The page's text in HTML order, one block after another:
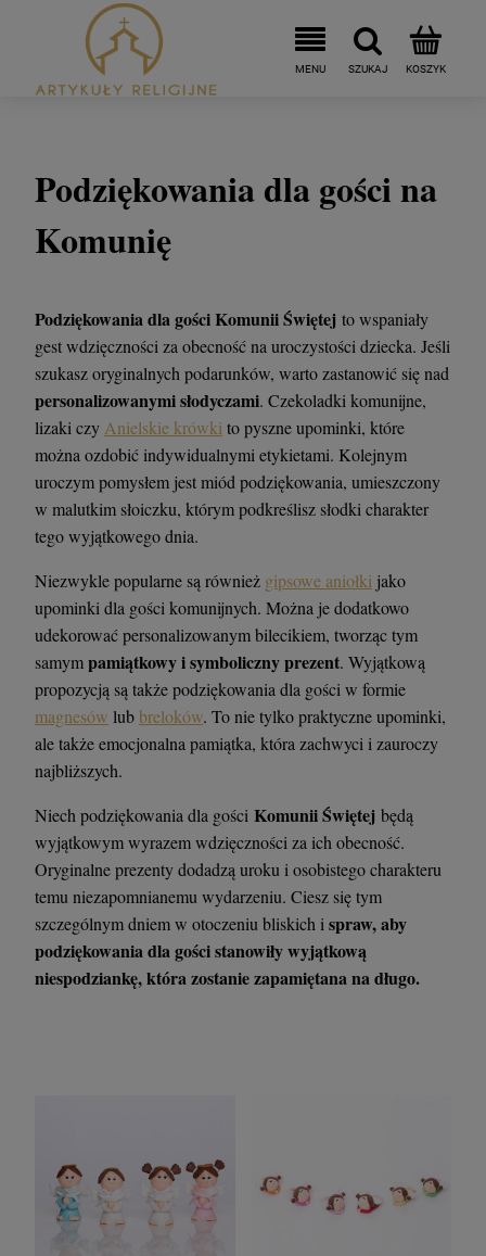
Podziękowania dla gości na
Komunię
Podziękowania dla gości Komunii Świętej to wspaniały
gest wdzięczności za obecność na uroczystości dziecka. Jeśli
szukasz oryginalnych podarunków, warto zastanowić się nad
personalizowanymi słodyczami. Czekoladki komunijne,
lizaki czy Anielskie krówki to pyszne upominki, które
można ozdobić indywidualnymi etykietami. Kolejnym
uroczym pomysłem jest miód podziękowania, umieszczony
w malutkim słoiczku, którym podkreślisz słodki charakter
tego wyjątkowego dnia.
Niezwykle popularne są również gipsowe aniołki jako
upominki dla gości komunijnych. Można je dodatkowo
udekorować personalizowanym bilecikiem, tworząc tym
samympamiątkowy i symboliczny prezent. Wyjątkową
propozycją są także podziękowania dla gości w formie
magnesów lubbreloków. To nie tylko praktyczne upominki,
ale także emocjonalna pamiątka, która zachwyci i zauroczy
najbliższych.
Niech podziękowania dla gości Komunii Świętej będą
wyjątkowym wyrazem wdzięczności za ich obecność.
Oryginalne prezenty dodadzą uroku i osobistego charakteru
temu niezapomnianemu wydarzeniu. Ciesz się tym
szczególnym dniem w otoczeniu bliskich i spraw, aby
podziękowania dla gości stanowiły wyjątkową
niespodziankę, która zostanie zapamiętana na długo.